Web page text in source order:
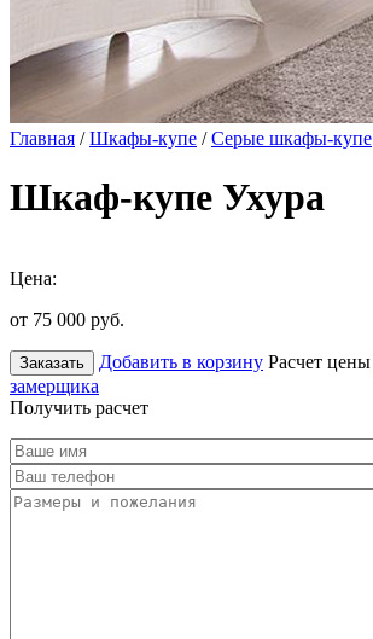
Главная /Шкафы-купе /Серые шкафы-купе
Шкаф-купе Ухура
Цена:
от 75 000 руб.
Заказать Добавить в корзину Расчет цены
замерщика
Получить расчет